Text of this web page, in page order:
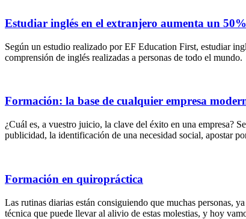
Estudiar inglés en el extranjero aumenta un
Según un estudio realizado por EF Education First, estudiar
comprensión de inglés realizadas a personas de todo el
Formación: la base de cualquier empresa
¿Cuál es, a vuestro juicio, la clave del éxito en una empresa?
publicidad, la identificación de una necesidad social, apostar
Formación en quiropráctica
Las rutinas diarias están consiguiendo que muchas personas,
técnica que puede llevar al alivio de estas molestias, y hoy